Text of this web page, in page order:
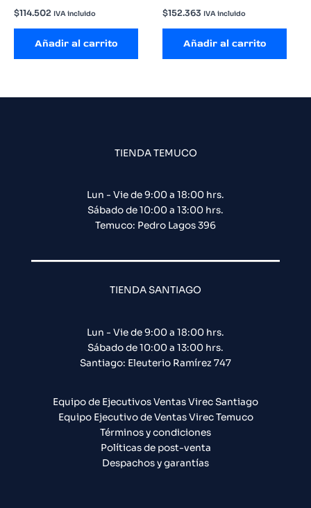
$114.502 IVA incluido
Añadir al carrito
$152.363 IVA incluido
Añadir al carrito
TIENDA TEMUCO
Lun - Vie de 9:00 a 18:00 hrs.
Sábado de 10:00 a 13:00 hrs.
Temuco: Pedro Lagos 396
TIENDA SANTIAGO
Lun - Vie de 9:00 a 18:00 hrs.
Sábado de 10:00 a 13:00 hrs.
Santiago: Eleuterio Ramírez 747​
Equipo de Ejecutivos Ventas Virec Santiago
Equipo Ejecutivo de Ventas Virec Temuco
Términos y condiciones
Políticas de post-venta
Despachos y garantías